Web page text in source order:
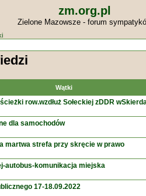
zm.org.pl
Zielone Mazowsze - forum
Wątki
row.wzdłuż Sołeckiej zDDR
dla samochodów
martwa strefa przy skręcie w prawo
autobus-komunikacja miejska
17-18.09.2022